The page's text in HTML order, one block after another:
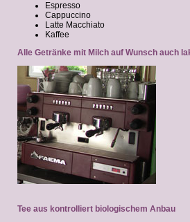
Espresso
Cappuccino
Latte Macchiato
Kaffee
Alle Getränke mit Milch auf Wunsch auch
Tee aus kontrolliert biologischem Anbau